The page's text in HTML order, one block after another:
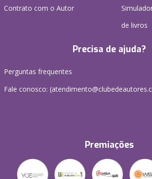
Contrato com o Autor
de livros
Precisa de ajuda?
Perguntas frequentes
Fale conosco:
Premiações